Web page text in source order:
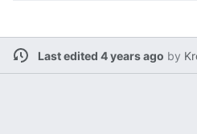
Last edited 4 years ago by